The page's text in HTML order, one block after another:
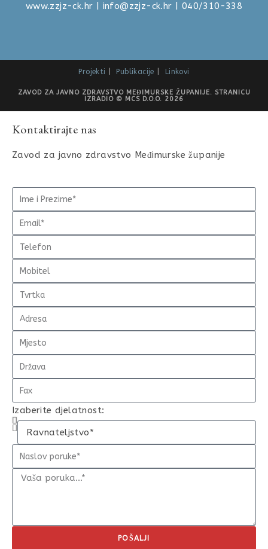
www.zzjz-ck.hr info@zzjz-ck.hr | 040/310-338
Projekti Publikacije Linkovi
ZAVOD ZA JAVNO ZDRAVSTVO MEĐIMURSKE ŽUPANIJE. STRANICU
IZRADIO © MCS D.O.O. 2026
Kontaktirajte nas
Zavod za javno zdravstvo Međimurske županije
Izaberite djelatnost:
POŠALJI